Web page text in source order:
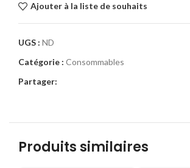
Ajouter à la liste de souhaits
UGS : ND
Catégorie : Consommables
Partager:
Produits similaires